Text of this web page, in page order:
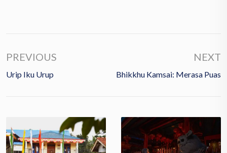
PREVIOUS
Urip Iku Urup
NEXT
Bhikkhu Kamsai: Merasa Puas